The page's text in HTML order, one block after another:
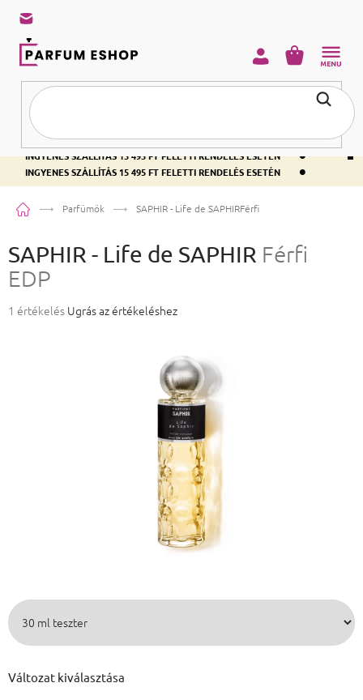
INGYENES SZÁLLÍTÁS 15 495 FT FELETTI RENDELÉS ESETÉN •
INGYENES SZÁLLÍTÁS 15 495 FT FELETTI RENDELÉS ESETÉN •
INGYENES SZÁLLÍTÁS 15 495 FT FELETTI RENDELÉS ESETÉN •
KOSÁR
KezdőlapParfümök SAPHIR - Life de SAPHIRFérfi EDP
SAPHIR - Life de SAPHIR Férfi
EDP
A termék átlagos értékelése 5-ből 5,0 csillag.
1 értékelés Ugrás az értékeléshez
Változat kiválasztása